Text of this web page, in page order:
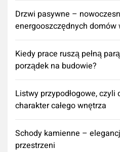
Drzwi pasywne –
energooszczędnych domów
Kiedy prace ruszą pełną
porządek na budowie?
Listwy przypodłogowe,
charakter całego wnętrza
Schody kamienne –
przestrzeni